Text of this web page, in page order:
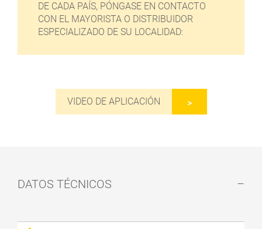
DE CADA PAÍS, PÓNGASE EN CONTACTO
CON EL MAYORISTA O DISTRIBUIDOR
ESPECIALIZADO DE SU LOCALIDAD:
VIDEO DE APLICACIÓN
DATOS TÉCNICOS